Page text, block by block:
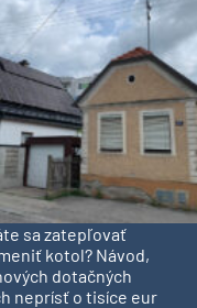
sa zatepľovať
kotol? Návod,
dotačných
neprísť o tisíce eur